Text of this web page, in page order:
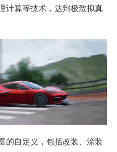
计算等技术，达到极致拟真
的自定义，包括改装、涂装